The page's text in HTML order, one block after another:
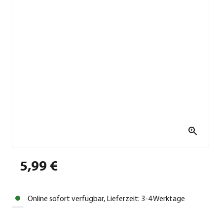
5,99 €
Online sofort verfügbar, Lieferzeit: 3-4 Werktage